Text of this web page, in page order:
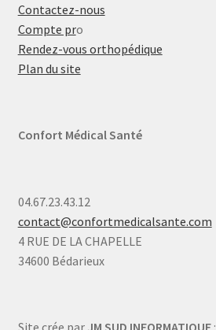
Contactez-nous
Compte pro
Rendez-vous orthopédique
Plan du site
Confort Médical Santé
04.67.23.43.12
contact@confortmedicalsante.com
4 RUE DE LA CHAPELLE
34600 Bédarieux